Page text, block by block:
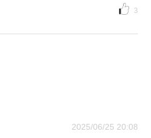
3
2025/06/25 20:08